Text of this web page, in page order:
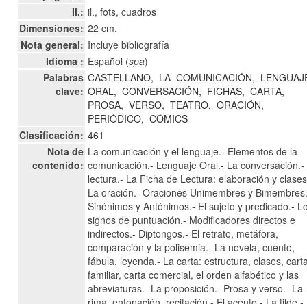
Il.: il., fots, cuadros
Dimensiones: 22 cm.
Nota general: Incluye bibliografía
Idioma : Español (spa)
Palabras
clave:
CASTELLANO, LA COMUNICACIÓN,
ORAL, CONVERSACIÓN, FICHAS, CARTA,
PROSA, VERSO, TEATRO, ORACIÓN,
PERIÓDICO, CÓMICS
Clasificación: 461
Nota de
contenido:
La comunicación y el lenguaje.- Elementos de la
comunicación.- Lenguaje Oral.- La conversación.-
lectura.- La Ficha de Lectura: elaboración y
La oración.- Oraciones Unimembres y
Sinónimos y Antónimos.- El sujeto y predicado.-
signos de puntuación.- Modificadores directos e
indirectos.- Diptongos.- El retrato, metáfora,
comparación y la polisemia.- La novela, cuento,
fábula, leyenda.- La carta: estructura, clases,
familiar, carta comercial, el orden alfabético y las
abreviaturas.- La proposición.- Prosa y verso.- La